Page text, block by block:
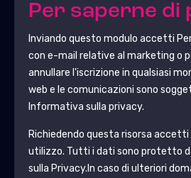
Per saperne di
Inviando questo modulo accetti
con e-mail relative al marketing o
annullare l'iscrizione in qualsiasi
web e le comunicazioni sono
Informativa sulla privacy.
Richiedendo questa risorsa
utilizzo. Tutti i dati sono protetto
sulla Privacy.In caso di ulteriori